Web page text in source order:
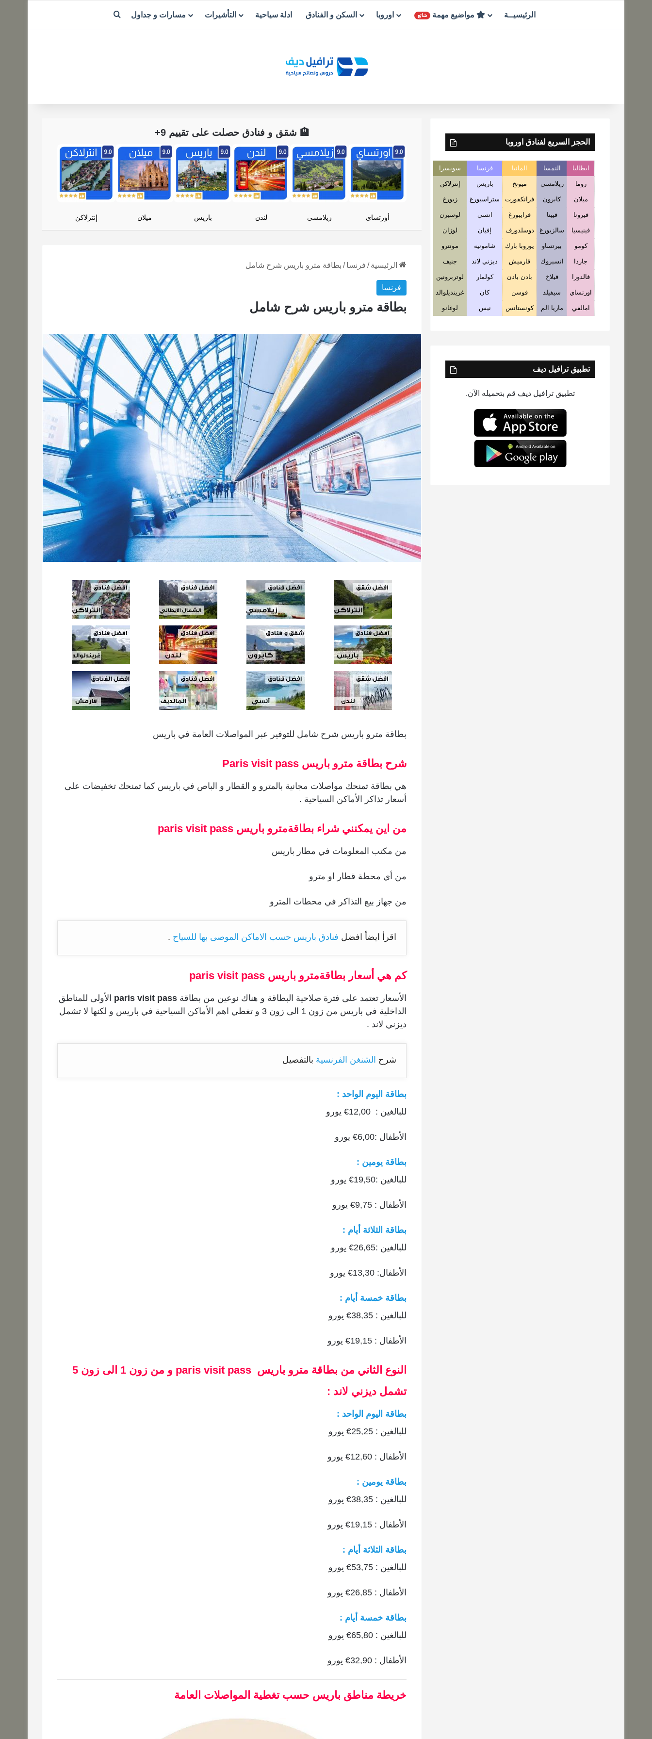
الرئيسيــة مواضيع مهمة شائع اوروبا السكن و الفنادق ادلة سياحية التأشيرات مسارات و جداول بحث عن
🏨 شقق و فنادق حصلت على تقييم 9+
أورتساي زيلامسي لندن باريس ميلان إنترلاكن
الرئيسية / فرنسا / بطاقة مترو باريس شرح شامل
فرنسا
بطاقة مترو باريس شرح شامل
بطاقة مترو باريس شرح شامل للتوفير عبر المواصلات العامة في باريس
شرح بطاقة مترو باريس Paris visit pass
هي بطاقة تمنحك مواصلات مجانية بالمترو و القطار و الباص في باريس كما تمنحك تخفيضات على
أسعار تذاكر الأماكن السياحية .
من اين يمكنني شراء بطاقةمترو باريس paris visit pass
من مكتب المعلومات في مطار باريس
من أي محطة قطار او مترو
من جهاز بيع التذاكر في محطات المترو
اقرأ ايضأ افضل فنادق باريس حسب الاماكن الموصى بها للسياح .
كم هي أسعار بطاقةمترو باريس paris visit pass
الأسعار تعتمد على فترة صلاحية البطاقة و هناك نوعين من بطاقة paris visit pass الأولى للمناطق
الداخلية في باريس من زون 1 الى زون 3 و تغطي اهم الأماكن السياحية في باريس و لكنها لا تشمل
ديزني لاند .
شرح الشنغن الفرنسية بالتفصيل
بطاقة اليوم الواحد :
للبالغين : 12,00€ يورو
الأطفال :6,00€ يورو
بطاقة يومين :
للبالغين :19,50€ يورو
الأطفال : 9,75€ يورو
بطاقة الثلاثة أيام :
للبالغين :26,65€ يورو
الأطفال: 13,30€ يورو
بطاقة خمسة أيام :
للبالغين : 38,35€ يورو
الأطفال : 19,15€ يورو
النوع الثاني من بطاقة مترو باريس paris visit pass و من زون 1 الى زون 5
تشمل ديزني لاند :
بطاقة اليوم الواحد :
للبالغين : 25,25€ يورو
الأطفال : 12,60€ يورو
بطاقة يومين :
للبالغين : 38,35€ يورو
الأطفال : 19,15€ يورو
بطاقة الثلاثة أيام :
للبالغين : 53,75€ يورو
الأطفال : 26,85€ يورو
بطاقة خمسة أيام :
للبالغين : 65,80€ يورو
الأطفال : 32,90€ يورو
خريطة مناطق باريس حسب تغطية المواصلات العامة
الحجز السريع لفنادق اوروبا
ايطاليا النمسا المانيا فرنسا سويسرا
روما زيلامسي ميونخ باريس إنترلاكن
ميلان كابرون فرانكفورت ستراسبورغ زيورخ
فيرونا فيينا فرايبورغ انسي لوسيرن
فينيسيا سالزبورغ دوسلدورف إفيان لوزان
كومو بيرتساو يوروبا بارك شامونيه مونترو
جاردا انسبروك قارميش ديزني لاند جنيف
فالدورا فيلاخ بادن بادن كولمار لوتربرونين
اورتساي سيفيلد فوسن كان غرينديلوالد
امالفي ماريا الم كونستانس نيس لوغانو
تطبيق ترافيل ديف
تطبيق ترافيل ديف قم بتحميله الآن.